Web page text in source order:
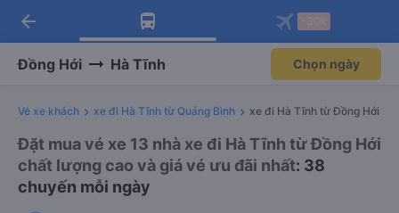
Tải app Vexere ngay!
Nhận ưu đãi thành viên độc
Mở app
Tải app Vexere
-30k/ghế khi đặt vé máy bay qua
Mở app
arrow_back
Đồng Hới Hà Tĩnh Chọn ngày
Vé xe khách xe đi Hà Tĩnh từ Quảng Bình xe đi Hà Tĩnh từ Đồng Hới
Đặt mua vé xe 13 nhà xe đi Hà Tĩnh từ Đồng Hới
chất lượng cao và giá vé ưu đãi nhất: 38
chuyến mỗi ngày